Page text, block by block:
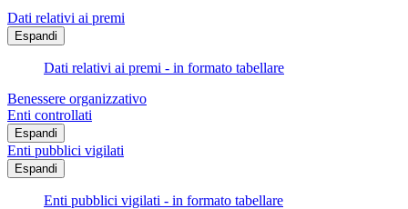
Dati relativi ai premi
Espandi
Dati relativi ai premi - in formato tabellare
Benessere organizzativo
Enti controllati
Espandi
Enti pubblici vigilati
Espandi
Enti pubblici vigilati - in formato tabellare